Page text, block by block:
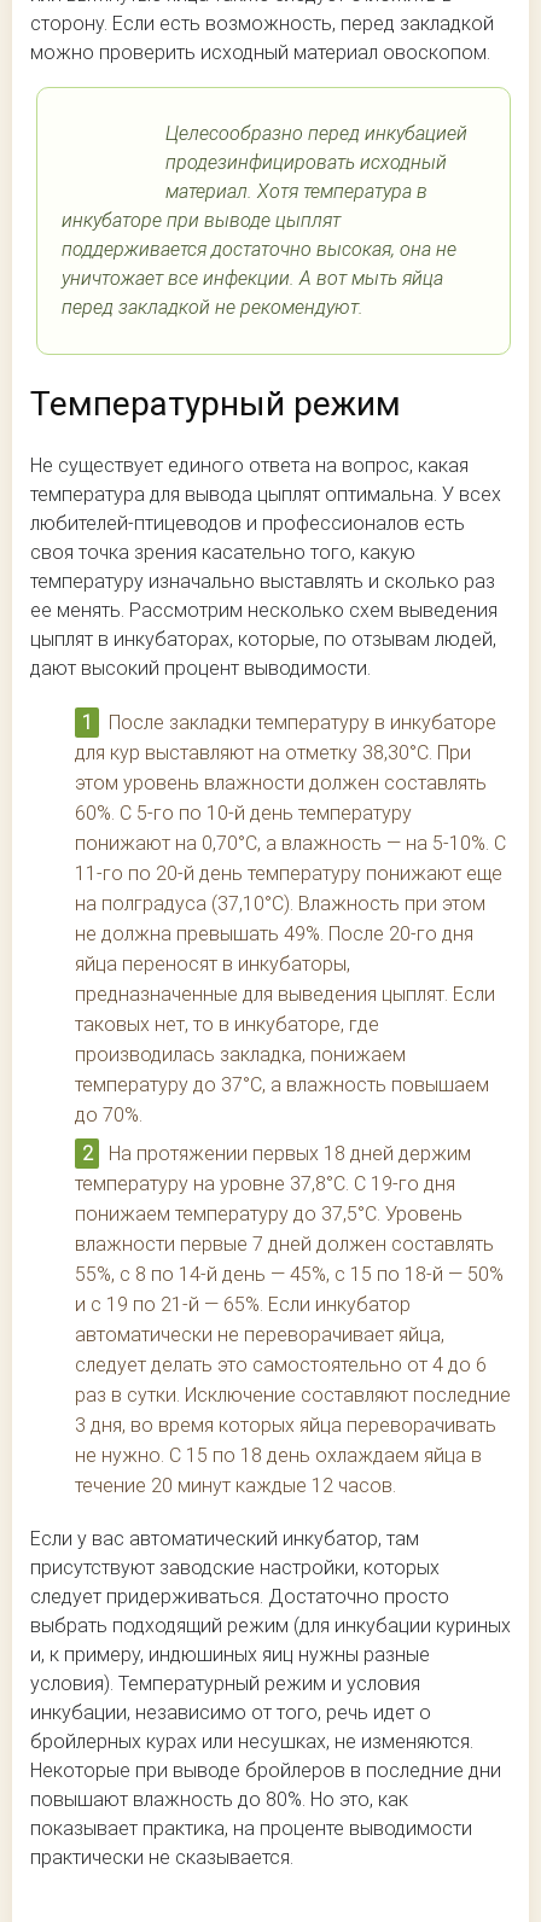
сторону. Если есть возможность, перед закладкой
можно проверить исходный материал овоскопом.
Целесообразно перед инкубацией
продезинфицировать исходный
материал. Хотя температура в
инкубаторе при выводе цыплят
поддерживается достаточно высокая, она не
уничтожает все инфекции. А вот мыть яйца
перед закладкой не рекомендуют.
Температурный режим
Не существует единого ответа на вопрос, какая
температура для вывода цыплят оптимальна. У всех
любителей-птицеводов и профессионалов есть
своя точка зрения касательно того, какую
температуру изначально выставлять и сколько раз
ее менять. Рассмотрим несколько схем выведения
цыплят в инкубаторах, которые, по отзывам людей,
дают высокий процент выводимости.
После закладки температуру в инкубаторе
для кур выставляют на отметку 38,30°С. При
этом уровень влажности должен составлять
60%. С 5-го по 10-й день температуру
понижают на 0,70°С, а влажность — на 5-10%. С
11-го по 20-й день температуру понижают еще
на полградуса (37,10°С). Влажность при этом
не должна превышать 49%. После 20-го дня
яйца переносят в инкубаторы,
предназначенные для выведения цыплят. Если
таковых нет, то в инкубаторе, где
производилась закладка, понижаем
температуру до 37°С, а влажность повышаем
до 70%.
На протяжении первых 18 дней держим
температуру на уровне 37,8°С. С 19-го дня
понижаем температуру до 37,5°С. Уровень
влажности первые 7 дней должен составлять
55%, с 8 по 14-й день — 45%, с 15 по 18-й — 50%
и с 19 по 21-й — 65%. Если инкубатор
автоматически не переворачивает яйца,
следует делать это самостоятельно от 4 до 6
раз в сутки. Исключение составляют последние
3 дня, во время которых яйца переворачивать
не нужно. С 15 по 18 день охлаждаем яйца в
течение 20 минут каждые 12 часов.
Если у вас автоматический инкубатор, там
присутствуют заводские настройки, которых
следует придерживаться. Достаточно просто
выбрать подходящий режим (для инкубации куриных
и, к примеру, индюшиных яиц нужны разные
условия). Температурный режим и условия
инкубации, независимо от того, речь идет о
бройлерных курах или несушках, не изменяются.
Некоторые при выводе бройлеров в последние дни
повышают влажность до 80%. Но это, как
показывает практика, на проценте выводимости
практически не сказывается.